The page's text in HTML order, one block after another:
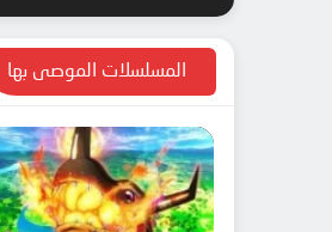
المسلسلات الموصى بها